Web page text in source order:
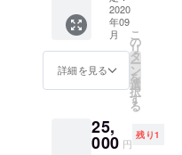
ボード
なので
そのま
ま飾る
ことが
出来ま
す。
2020
年09
月
詳細を見る
こ
の
リ
タ
ー
ン
を
選
択
す
る
25,
000 円
残り1